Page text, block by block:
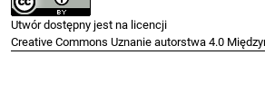
Utwór dostępny jest na licencji
Creative Commons Uznanie autorstwa 4.0